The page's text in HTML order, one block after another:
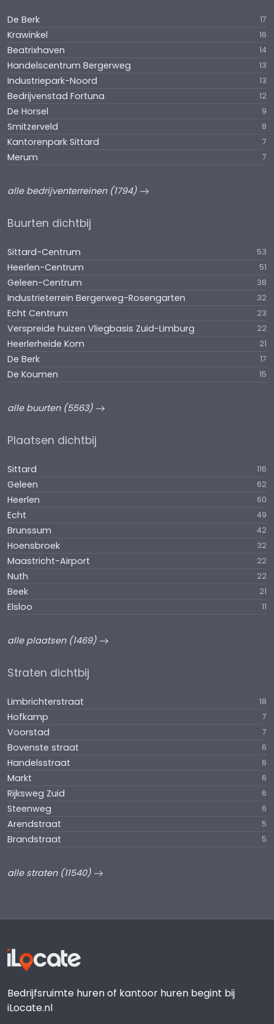
De Berk 17
Krawinkel 16
Beatrixhaven 14
Handelscentrum Bergerweg 13
Industriepark-Noord 13
Bedrijvenstad Fortuna 12
De Horsel 9
Smitzerveld 8
Kantorenpark Sittard 7
Merum 7
alle bedrijventerreinen (1794)
Buurten dichtbij
Sittard-Centrum 53
Heerlen-Centrum 51
Geleen-Centrum 38
Industrieterrein Bergerweg-Rosengarten 32
Echt Centrum 23
Verspreide huizen Vliegbasis Zuid-Limburg 22
Heerlerheide Kom 21
De Berk 17
De Koumen 15
alle buurten (5563)
Plaatsen dichtbij
Sittard 116
Geleen 62
Heerlen 60
Echt 49
Brunssum 42
Hoensbroek 32
Maastricht-Airport 22
Nuth 22
Beek 21
Elsloo 11
alle plaatsen (1469)
Straten dichtbij
Limbrichterstraat 18
Hofkamp 7
Voorstad 7
Bovenste straat 6
Handelsstraat 6
Markt 6
Rijksweg Zuid 6
Steenweg 6
Arendstraat 5
Brandstraat 5
alle straten (11540)
Bedrijfsruimte huren of kantoor huren begint bij
iLocate.nl